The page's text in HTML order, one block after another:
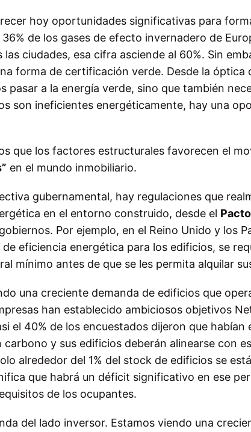
hoy oportunidades significativas para
de los gases de efecto invernadero de
ciudades, esa cifra asciende al 60%. Sin
forma de certificación verde. Desde la óptica
pasar a la energía verde, sino que también
son ineficientes energéticamente, hay una
que los factores estructurales favorecen el
en el mundo inmobiliario.
gubernamental, hay regulaciones que
en el entorno construido, desde el
Por ejemplo, en el Reino Unido y los
eficiencia energética para los edificios, se
mínimo antes de que se les permita alquilar
una creciente demanda de edificios que
han establecido ambiciosos objetivos
el 40% de los encuestados dijeron que
y sus edificios deberán alinearse con
alrededor del 1% del stock de edificios se
que habrá un déficit significativo en ese
de los ocupantes.
del lado inversor. Estamos viendo una